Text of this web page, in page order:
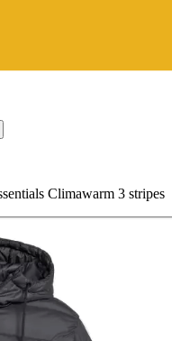
Climawarm 3 stripes